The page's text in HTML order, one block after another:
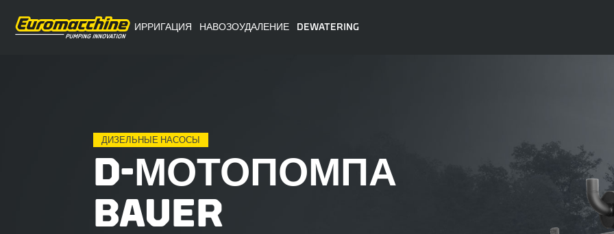
ИРРИГАЦИЯ НАВОЗОУДАЛЕНИЕ DEWATERING
ДИЗЕЛЬНЫЕ НАСОСЫ
D-МОТОПОМПА
BAUER